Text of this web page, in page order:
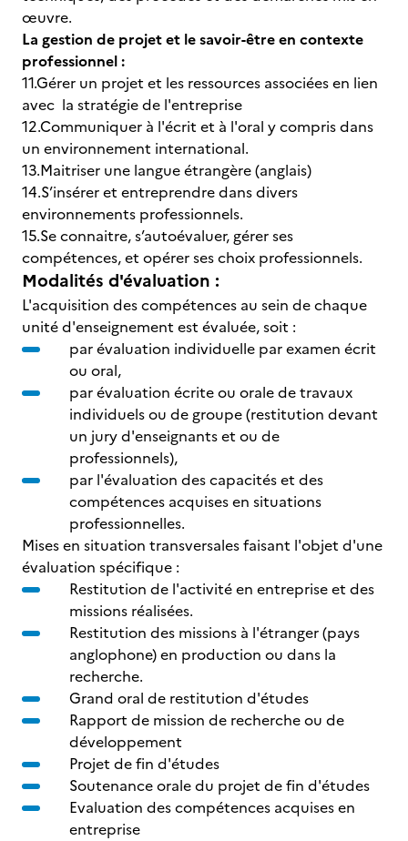
œuvre.
La gestion de projet et le savoir-être en contexte
professionnel :
11.Gérer un projet et les ressources associées en lien
avec la stratégie de l'entreprise
12.Communiquer à l'écrit et à l'oral y compris dans
un environnement international.
13.Maitriser une langue étrangère (anglais)
14.S’insérer et entreprendre dans divers
environnements professionnels.
15.Se connaitre, s’autoévaluer, gérer ses
compétences, et opérer ses choix professionnels.
Modalités d'évaluation :
L'acquisition des compétences au sein de chaque
unité d'enseignement est évaluée, soit :
par évaluation individuelle par examen écrit
ou oral,
par évaluation écrite ou orale de travaux
individuels ou de groupe (restitution devant
un jury d'enseignants et ou de
professionnels),
par l'évaluation des capacités et des
compétences acquises en situations
professionnelles.
Mises en situation transversales faisant l'objet d'une
évaluation spécifique :
Restitution de l'activité en entreprise et des
missions réalisées.
Restitution des missions à l'étranger (pays
anglophone) en production ou dans la
recherche.
Grand oral de restitution d'études
Rapport de mission de recherche ou de
développement
Projet de fin d'études
Soutenance orale du projet de fin d'études
Evaluation des compétences acquises en
entreprise